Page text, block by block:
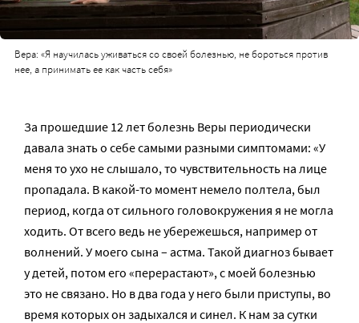
Вера: «Я научилась уживаться со своей болезнью, не бороться против
нее, а принимать ее как часть себя»
За прошедшие 12 лет болезнь Веры периодически
давала знать о себе самыми разными симптомами: «У
меня то ухо не слышало, то чувствительность на лице
пропадала. В какой-то момент немело полтела, был
период, когда от сильного головокружения я не могла
ходить. От всего ведь не убережешься, например от
волнений. У моего сына – астма. Такой диагноз бывает
у детей, потом его «перерастают», с моей болезнью
это не связано. Но в два года у него были приступы, во
время которых он задыхался и синел. К нам за сутки